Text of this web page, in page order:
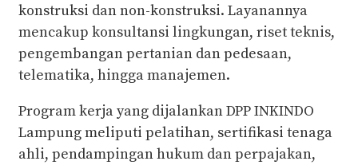
konstruksi dan non-konstruksi. Layanannya
mencakup konsultansi lingkungan, riset teknis,
pengembangan pertanian dan pedesaan,
telematika, hingga manajemen.
Program kerja yang dijalankan DPP INKINDO
Lampung meliputi pelatihan, sertifikasi tenaga
ahli, pendampingan hukum dan perpajakan,